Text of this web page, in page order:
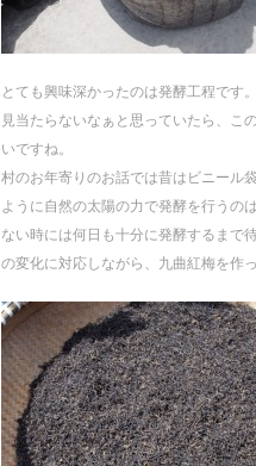
とても興味深かったのは発酵工程です
見当たらないなぁと思っていたら、こ
いですね。
村のお年寄りのお話では昔はビニール
ように自然の太陽の力で発酵を行うの
ない時には何日も十分に発酵するまで
の変化に対応しながら、九曲紅梅を作